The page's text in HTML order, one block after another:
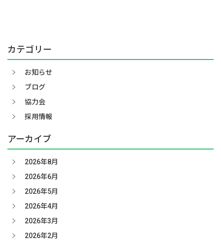
カテゴリー
お知らせ
ブログ
協力会
採用情報
アーカイブ
2026年8月
2026年6月
2026年5月
2026年4月
2026年3月
2026年2月